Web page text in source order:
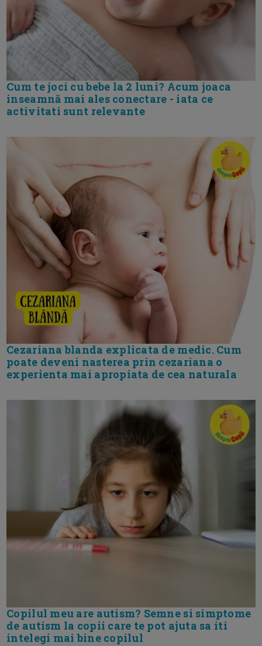
Cum te joci cu bebe la 2 luni? Acum joaca
inseamnă mai ales conectare - iata ce
activitati sunt relevante
Cezariana blanda explicata de medic. Cum
poate deveni nasterea prin cezariana o
experienta mai apropiata de cea naturala
Copilul meu are autism? Semne si simptome
de autism la copii care te pot ajuta sa iti
intelegi mai bine copilul